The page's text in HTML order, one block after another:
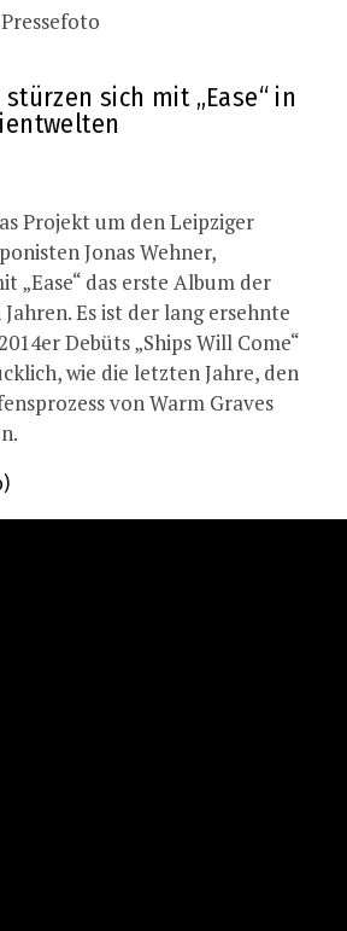
stürzen sich mit „Ease“ in
Projekt um den Leipziger
Jonas Wehner,
„Ease“ das erste Album der
Es ist der lang ersehnte
Debüts „Ships Will Come“
wie die letzten Jahre, den
von Warm Graves